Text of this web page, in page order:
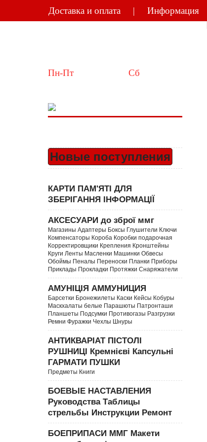
Доставка и оплата Информация
Пн-Пт 10:00-18:00 Сб
Новые поступления
КАРТИ ПАМ'ЯТІ ДЛЯ
ЗБЕРІГАННЯ ІНФОРМАЦІЇ
АКСЕСУАРИ до зброї ммг
Магазины Адаптеры Боксы Глушители Ключи
Компенсаторы Короба Коробки подарочная
Корректировщики Крепления Кронштейны
Круги Ленты Масленки Машинки Обвесы
Обоймы Пеналы Переноски Планки Приборы
Приклады Прокладки Протяжки Снаряжатели
АМУНІЦІЯ АММУНИЦИЯ
Барсетки Бронежилеты Каски Кейсы Кобуры
Маскхалаты белые Парашюты Патронташи
Планшеты Подсумки Противогазы Разгрузки
Ремни Фуражки Чехлы Шнуры
АНТИКВАРІАТ ПІСТОЛІ
РУШНИЦІ Кремнієві Капсульні
ГАРМАТИ ПУШКИ
Предметы Книги
БОЕВЫЕ НАСТАВЛЕНИЯ
Руководства Таблицы
стрельбы Инструкции Ремонт
БОЕПРИПАСИ ММГ Макети